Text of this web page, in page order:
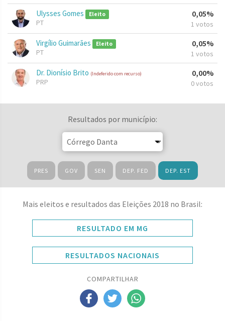
Ulysses Gomes Eleito
PT
0,05%
1 votos
Virgílio Guimarães Eleito
PT
0,05%
1 votos
Dr. Dionísio Brito (Indeferido com recurso)
PRP
0,00%
0 votos
Resultados por município:
PRES GOV SEN DEP. FED DEP. EST
Mais eleitos e resultados das Eleições 2018 no Brasil:
RESULTADO EM MG
RESULTADOS NACIONAIS
COMPARTILHAR